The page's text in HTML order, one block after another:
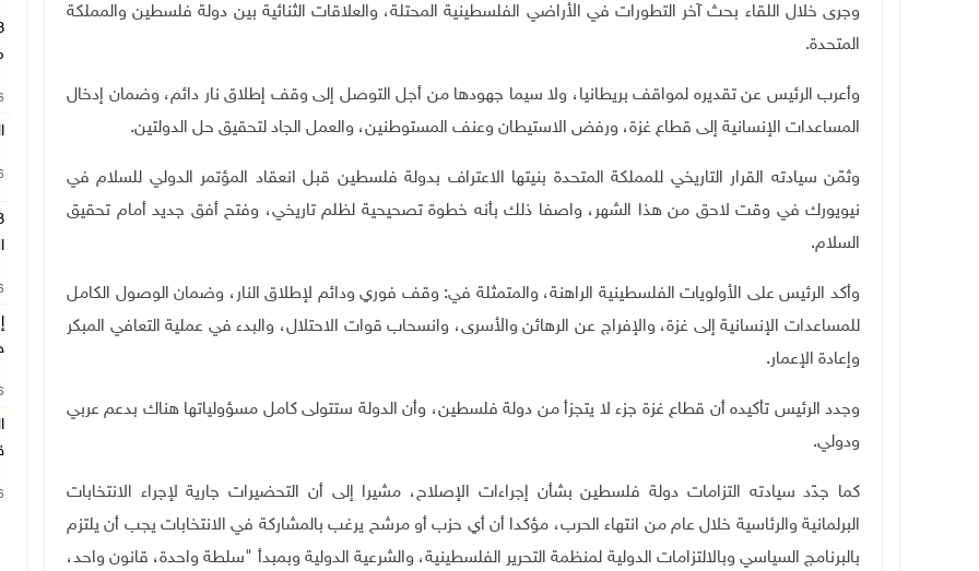
وجرى خلال اللقاء بحث آخر التطورات في الأراضي الفلسطينية المحتلة، والعلاقات الثنائية بين دولة فلسطين والمملكة
المتحدة.
وأعرب الرئيس عن تقديره لمواقف بريطانيا، ولا سيما جهودها من أجل التوصل إلى وقف إطلاق نار دائم، وضمان إدخال
المساعدات الإنسانية إلى قطاع غزة، ورفض الاستيطان وعنف المستوطنين، والعمل الجاد لتحقيق حل الدولتين.
وثمّن سيادته القرار التاريخي للمملكة المتحدة بنيتها الاعتراف بدولة فلسطين قبل انعقاد المؤتمر الدولي للسلام في
نيويورك في وقت لاحق من هذا الشهر، واصفا ذلك بأنه خطوة تصحيحية لظلم تاريخي، وفتح أفق جديد أمام تحقيق
السلام.
وأكد الرئيس على الأولويات الفلسطينية الراهنة، والمتمثلة في: وقف فوري ودائم لإطلاق النار، وضمان الوصول الكامل
للمساعدات الإنسانية إلى غزة، والإفراج عن الرهائن والأسرى، وانسحاب قوات الاحتلال، والبدء في عملية التعافي المبكر
وإعادة الإعمار.
وجدد الرئيس تأكيده أن قطاع غزة جزء لا يتجزأ من دولة فلسطين، وأن الدولة ستتولى كامل مسؤولياتها هناك بدعم عربي
ودولي.
كما جدّد سيادته التزامات دولة فلسطين بشأن إجراءات الإصلاح، مشيرا إلى أن التحضيرات جارية لإجراء الانتخابات
البرلمانية والرئاسية خلال عام من انتهاء الحرب، مؤكدا أن أي حزب أو مرشح يرغب بالمشاركة في الانتخابات يجب أن يلتزم
بالبرنامج السياسي وبالالتزامات الدولية لمنظمة التحرير الفلسطينية، والشرعية الدولية وبمبدأ "سلطة واحدة، قانون واحد،